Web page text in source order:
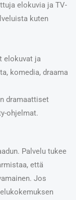
elokuvia ja TV-
kuten
elokuvat ja
komedia, draama
dramaattiset
ohjelmat.
Palvelu tukee
että
Jos